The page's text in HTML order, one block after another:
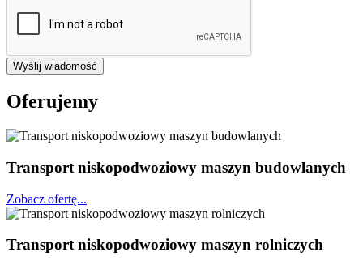
Wyślij wiadomość
Oferujemy
Transport niskopodwoziowy maszyn budowlanych
Zobacz ofertę...
Transport niskopodwoziowy maszyn rolniczych